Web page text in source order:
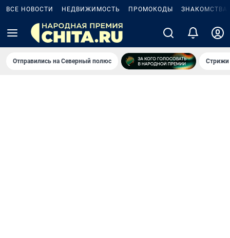
ВСЕ НОВОСТИ НЕДВИЖИМОСТЬ ПРОМОКОДЫ ЗНАКОМСТВА
Отправились на Северный полюс Стрижи